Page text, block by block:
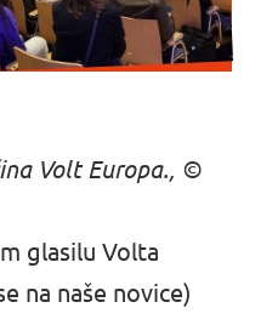
Volt Europa., ©
glasilu Volta
na naše novice)